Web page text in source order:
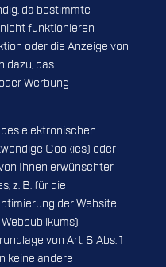
da bestimmte
funktionieren
oder die Anzeige von
dazu, das
Werbung
elektronischen
Cookies) oder
Ihnen erwünschter
z. B. für die
der Website
von Art. 6 Abs. 1
keine andere